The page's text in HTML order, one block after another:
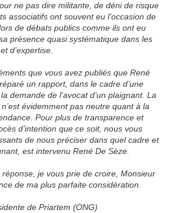
ne pas dire militante, de déni de risque
associatifs ont souvent eu l’occasion de
de débats publics comme ils ont eu
présence quasi systématique dans les
d’expertise.
que vous avez publiés que René
un rapport, dans le cadre d’une
demande de l’avocat d’un plaignant. La
évidemment pas neutre quant à la
Pour plus de transparence et
d’intention que ce soit, nous vous
de nous préciser dans quel cadre et
est intervenu René De Sèze.
réponse, je vous prie de croire, Monsieur
de ma plus parfaite considération.
de Priartem (ONG)